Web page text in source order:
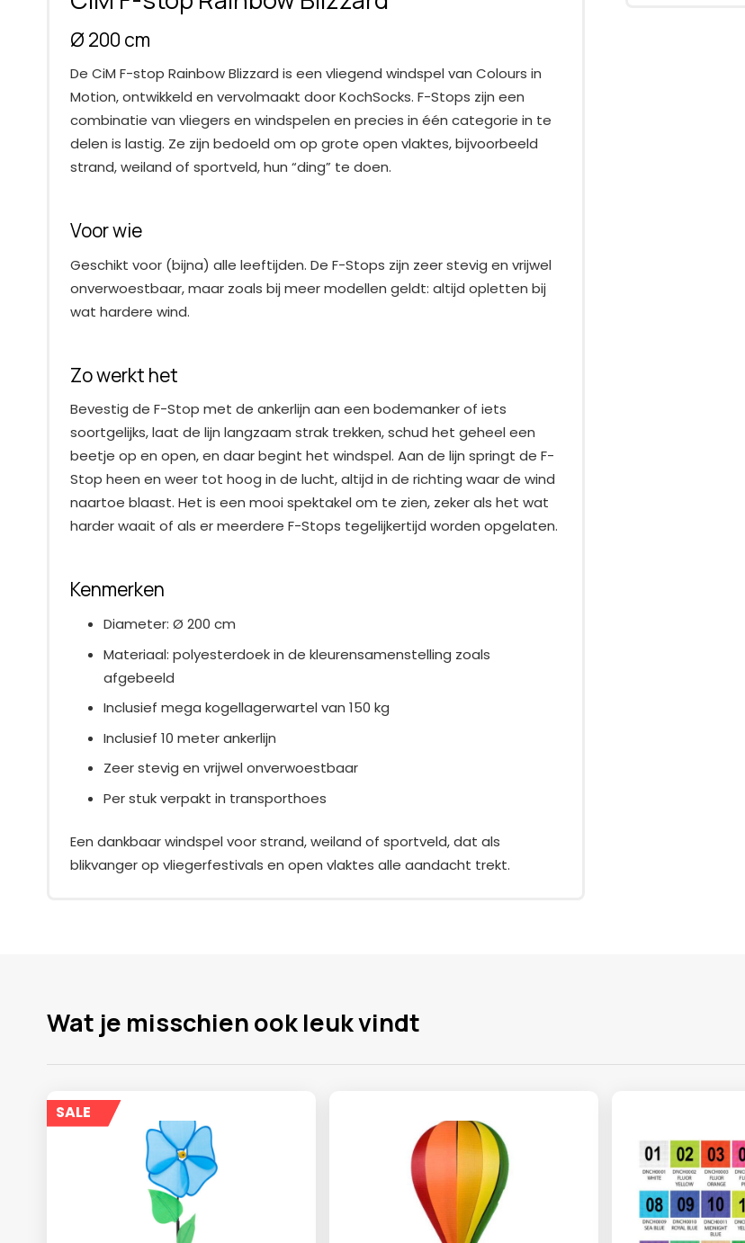
Ø 200 cm
De CiM F-stop Rainbow Blizzard is een vliegend windspel van Colours in
Motion, ontwikkeld en vervolmaakt door KochSocks. F-Stops zijn een
combinatie van vliegers en windspelen en precies in één categorie in te
delen is lastig. Ze zijn bedoeld om op grote open vlaktes, bijvoorbeeld
strand, weiland of sportveld, hun “ding” te doen.
Voor wie
Geschikt voor (bijna) alle leeftijden. De F-Stops zijn zeer stevig en vrijwel
onverwoestbaar, maar zoals bij meer modellen geldt: altijd opletten bij
wat hardere wind.
Zo werkt het
Bevestig de F-Stop met de ankerlijn aan een bodemanker of iets
soortgelijks, laat de lijn langzaam strak trekken, schud het geheel een
beetje op en open, en daar begint het windspel. Aan de lijn springt de F-
Stop heen en weer tot hoog in de lucht, altijd in de richting waar de wind
naartoe blaast. Het is een mooi spektakel om te zien, zeker als het wat
harder waait of als er meerdere F-Stops tegelijkertijd worden opgelaten.
Kenmerken
Diameter: Ø 200 cm
Materiaal: polyesterdoek in de kleurensamenstelling zoals
afgebeeld
Inclusief mega kogellagerwartel van 150 kg
Inclusief 10 meter ankerlijn
Zeer stevig en vrijwel onverwoestbaar
Per stuk verpakt in transporthoes
Een dankbaar windspel voor strand, weiland of sportveld, dat als
blikvanger op vliegerfestivals en open vlaktes alle aandacht trekt.
Wat je misschien ook leuk vindt
SALE